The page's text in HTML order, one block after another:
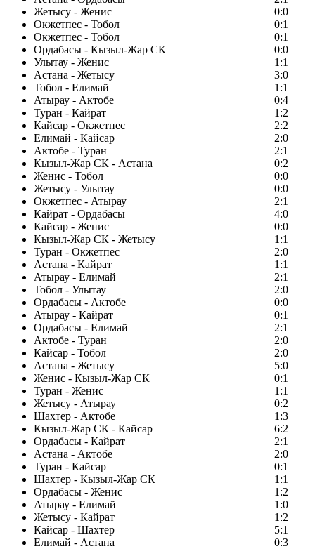
Жетысу - Женис
0:0
Окжетпес - Тобол
0:1
Окжетпес - Тобол
0:1
Ордабасы - Кызыл-Жар СК
0:0
Улытау - Женис
1:1
Астана - Жетысу
3:0
Тобол - Елимай
1:1
Атырау - Актобе
0:4
Туран - Кайрат
1:2
Кайсар - Окжетпес
2:2
Елимай - Кайсар
2:0
Актобе - Туран
2:1
Кызыл-Жар СК - Астана
0:2
Женис - Тобол
0:0
Жетысу - Улытау
0:0
Окжетпес - Атырау
2:1
Кайрат - Ордабасы
4:0
Кайсар - Женис
0:0
Кызыл-Жар СК - Жетысу
1:1
Туран - Окжетпес
2:0
Астана - Кайрат
1:1
Атырау - Елимай
2:1
Тобол - Улытау
2:0
Ордабасы - Актобе
0:0
Атырау - Кайрат
0:1
Ордабасы - Елимай
2:1
Актобе - Туран
2:0
Кайсар - Тобол
2:0
Астана - Жетысу
5:0
Женис - Кызыл-Жар СК
0:1
Туран - Женис
1:1
Жетысу - Атырау
0:2
Шахтер - Актобе
1:3
Кызыл-Жар СК - Кайсар
6:2
Ордабасы - Кайрат
2:1
Астана - Актобе
2:0
Туран - Кайсар
0:1
Шахтер - Кызыл-Жар СК
1:1
Ордабасы - Женис
1:2
Атырау - Елимай
1:0
Жетысу - Кайрат
1:2
Кайсар - Шахтер
5:1
Елимай - Астана
0:3